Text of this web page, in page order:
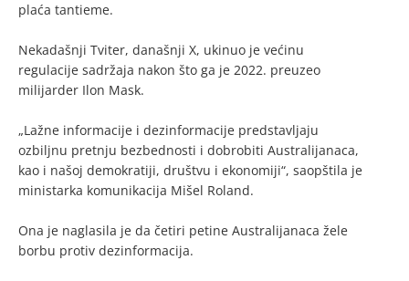
plaća tantieme.
Nekadašnji Tviter, današnji X, ukinuo je većinu
regulacije sadržaja nakon što ga je 2022. preuzeo
milijarder Ilon Mask.
„Lažne informacije i dezinformacije predstavljaju
ozbiljnu pretnju bezbednosti i dobrobiti Australijanaca,
kao i našoj demokratiji, društvu i ekonomiji“, saopštila je
ministarka komunikacija Mišel Roland.
Ona je naglasila je da četiri petine Australijanaca žele
borbu protiv dezinformacija.